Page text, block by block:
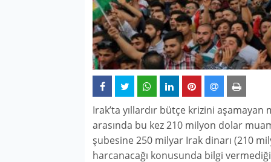
Irak’ta yıllardır bütçe krizini
arasında bu kez 210 milyon dolar
şubesine 250 milyar Irak dinarı (210
harcanacağı konusunda bilgi